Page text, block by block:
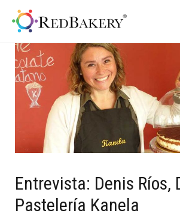
Entrevista: Denis Ríos,
Pastelería Kanela